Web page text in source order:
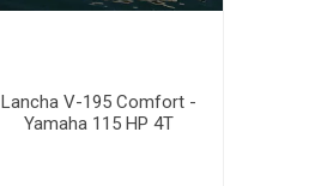
Lancha V-195 Comfort -
Yamaha 115 HP 4T